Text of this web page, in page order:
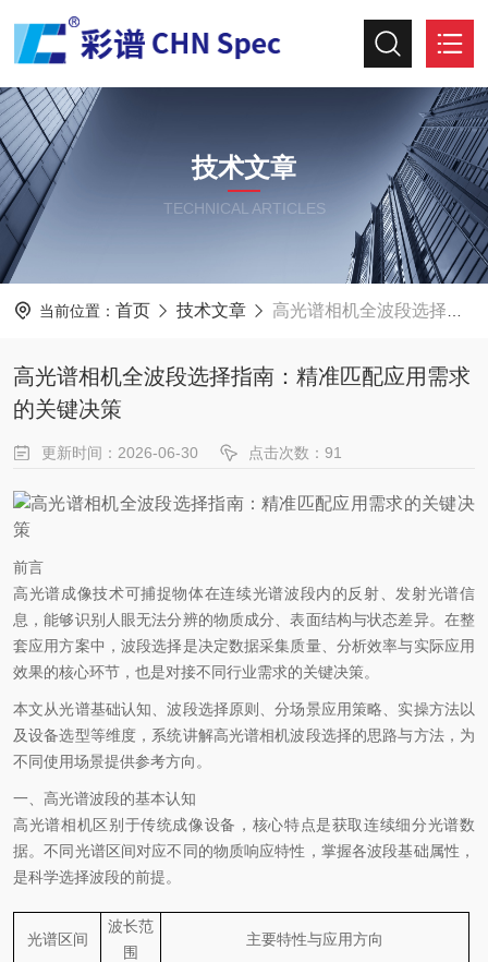
技术文章
TECHNICAL ARTICLES
当前位置： 首页 技术文章 高光谱相机全波段选择指南：精准匹配应用需求的关键决策
高光谱相机全波段选择指南：精准匹配应用需求
的关键决策
更新时间：2026-06-30 点击次数：91
前言
高光谱成像技术可捕捉物体在连续光谱波段内的反射、发射光谱信
息，能够识别人眼无法分辨的物质成分、表面结构与状态差异。在整
套应用方案中， 波段选择是决定数据采集质量、分析效率与实际应用
效果的核心环节，也是对接不同行业需求的关键决策。
本文从光谱基础认知、波段选择原则、分场景应用策略、实操方法以
及设备选型等维度，系统讲解高光谱相机波段选择的思路与方法，为
不同使用场景提供参考方向。
一、高光谱波段的基本认知
高光谱相机区别于传统成像设备，核心特点是获取连续细分光谱数
据。不同光谱区间对应不同的物质响应特性，掌握各波段基础属性，
是科学选择波段的前提。
光谱区间
波长范
围
主要特性与应用方向